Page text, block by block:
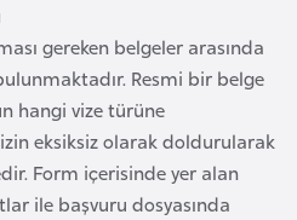
gereken belgeler arasında
Resmi bir belge
hangi vize türüne
eksiksiz olarak doldurularak
Form içerisinde yer alan
ile başvuru dosyasında